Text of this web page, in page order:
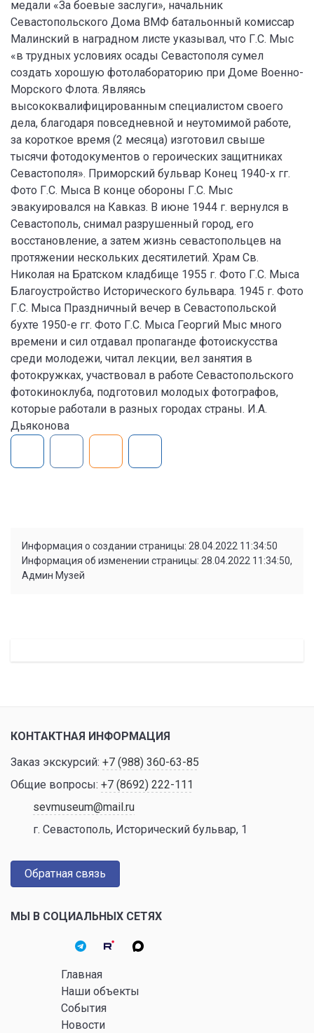
медали «За боевые заслуги», начальник
Севастопольского Дома ВМФ батальонный комиссар
Малинский в наградном листе указывал, что Г.С. Мыс
«в трудных условиях осады Севастополя сумел
создать хорошую фотолабораторию при Доме Военно-
Морского Флота. Являясь
высококвалифицированным специалистом своего
дела, благодаря повседневной и неутомимой работе,
за короткое время (2 месяца) изготовил свыше
тысячи фотодокументов о героических защитниках
Севастополя». Приморский бульвар Конец 1940-х гг.
Фото Г.С. Мыса В конце обороны Г.С. Мыс
эвакуировался на Кавказ. В июне 1944 г. вернулся в
Севастополь, снимал разрушенный город, его
восстановление, а затем жизнь севастопольцев на
протяжении нескольких десятилетий. Храм Св.
Николая на Братском кладбище 1955 г. Фото Г.С. Мыса
Благоустройство Исторического бульвара. 1945 г. Фото
Г.С. Мыса Праздничный вечер в Севастопольской
бухте 1950-е гг. Фото Г.С. Мыса Георгий Мыс много
времени и сил отдавал пропаганде фотоискусства
среди молодежи, читал лекции, вел занятия в
фотокружках, участвовал в работе Севастопольского
фотокиноклуба, подготовил молодых фотографов,
которые работали в разных городах страны. И.А.
Дьяконова
Информация о создании страницы: 28.04.2022 11:34:50
Информация об изменении страницы: 28.04.2022 11:34:50,
Админ Музей
КОНТАКТНАЯ ИНФОРМАЦИЯ
Заказ экскурсий: +7 (988) 360-63-85
Общие вопросы: +7 (8692) 222-111
sevmuseum@mail.ru
г. Севастополь, Исторический бульвар, 1
Обратная связь
МЫ В СОЦИАЛЬНЫХ СЕТЯХ
Главная
Наши объекты
События
Новости